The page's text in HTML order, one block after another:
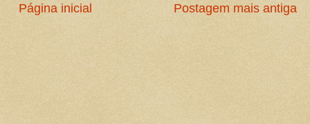
Postagem mais antiga
Página inicial